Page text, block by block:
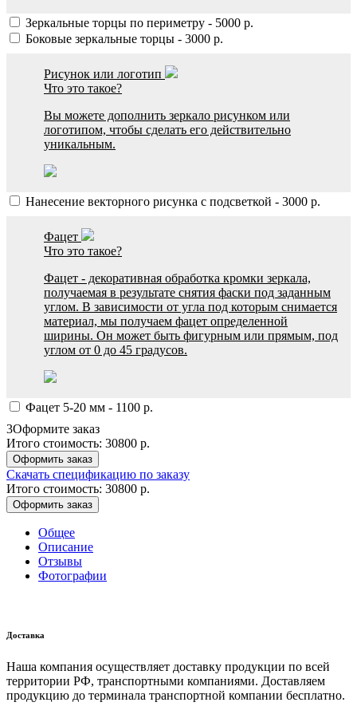
Зеркальные торцы по периметру - 5000 р.
Боковые зеркальные торцы - 3000 р.
Рисунок или логотип
Что это такое?
Вы можете дополнить зеркало рисунком или
логотипом, чтобы сделать его действительно
уникальным.
Нанесение векторного рисунка с подсветкой - 3000 р.
Фацет
Что это такое?
Фацет - декоративная обработка кромки зеркала,
получаемая в результате снятия фаски под заданным
углом. В зависимости от угла под которым снимается
материал, мы получаем фацет определенной
ширины. Он может быть фигурным или прямым, под
углом от 0 до 45 градусов.
Фацет 5-20 мм - 1100 р.
3Оформите заказ
Итого стоимость: 30800 р.
Оформить заказ
Скачать спецификацию по заказу
Итого стоимость: 30800 р.
Оформить заказ
Общее
Описание
Отзывы
Фотографии
Доставка
Наша компания осуществляет доставку продукции по всей
территории РФ, транспортными компаниями. Доставляем
продукцию до терминала транспортной компании бесплатно.